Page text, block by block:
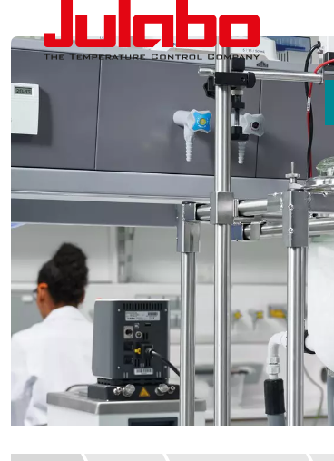
Перейти к основному содержанию